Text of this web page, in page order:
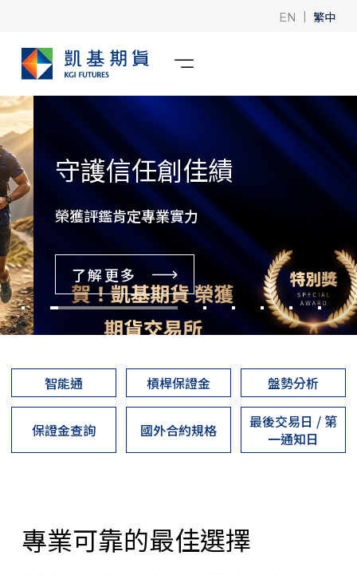
EN | 繁中
守護信任創佳績
榮獲評鑑肯定專業實力
了解更多
智能通 槓桿保證金 盤勢分析
保證金查詢 國外合約規格
最後交易日 / 第
一通知日
專業可靠的最佳選擇